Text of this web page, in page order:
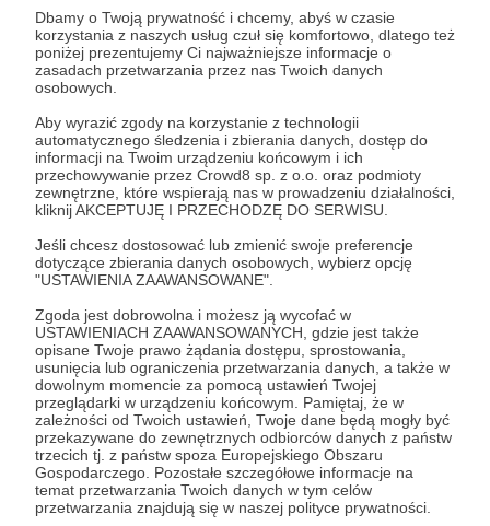
Dbamy o Twoją prywatność i chcemy, abyś w czasie
korzystania z naszych usług czuł się komfortowo, dlatego też
poniżej prezentujemy Ci najważniejsze informacje o
zasadach przetwarzania przez nas Twoich danych
osobowych.
Aby wyrazić zgody na korzystanie z technologii
automatycznego śledzenia i zbierania danych, dostęp do
informacji na Twoim urządzeniu końcowym i ich
przechowywanie przez Crowd8 sp. z o.o. oraz podmioty
zewnętrzne, które wspierają nas w prowadzeniu działalności,
kliknij AKCEPTUJĘ I PRZECHODZĘ DO SERWISU.
Jeśli chcesz dostosować lub zmienić swoje preferencje
dotyczące zbierania danych osobowych, wybierz opcję
"USTAWIENIA ZAAWANSOWANE".
Zgoda jest dobrowolna i możesz ją wycofać w
USTAWIENIACH ZAAWANSOWANYCH, gdzie jest także
opisane Twoje prawo żądania dostępu, sprostowania,
usunięcia lub ograniczenia przetwarzania danych, a także w
dowolnym momencie za pomocą ustawień Twojej
przeglądarki w urządzeniu końcowym. Pamiętaj, że w
zależności od Twoich ustawień, Twoje dane będą mogły być
przekazywane do zewnętrznych odbiorców danych z państw
trzecich tj. z państw spoza Europejskiego Obszaru
Gospodarczego. Pozostałe szczegółowe informacje na
temat przetwarzania Twoich danych w tym celów
przetwarzania znajdują się w naszej polityce prywatności.
#prezeska #fundacjauniwersytetdzieci #pytania
+2
Dołącz do grona Patronów!
Wesprzyj działalność AutoraPodcast Wokół Pytań
już teraz!
Zostań Patronem